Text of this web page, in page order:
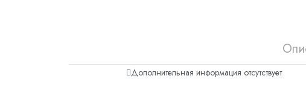
Дополнительная информация отсутствует